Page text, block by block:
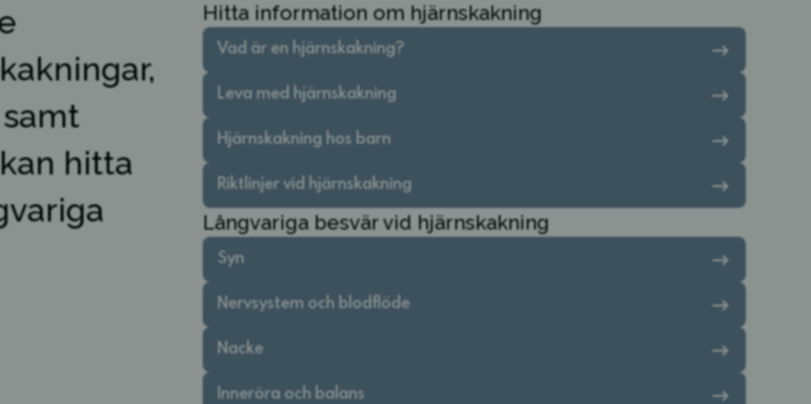
hitta
Hitta information om hjärnskakning
Vad är en hjärnskakning?
Leva med hjärnskakning
Hjärnskakning hos barn
Riktlinjer vid hjärnskakning
Långvariga besvär vid hjärnskakning
Syn
Nervsystem och blodflöde
Nacke
Inneröra och balans